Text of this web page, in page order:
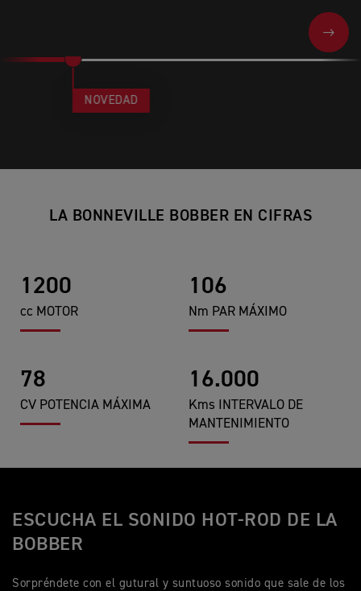
NEXT
NOVEDAD
LA BONNEVILLE BOBBER EN CIFRAS
1200
cc MOTOR
106
Nm PAR MÁXIMO
78
CV POTENCIA MÁXIMA
16.000
Kms INTERVALO DE
MANTENIMIENTO
ESCUCHA EL SONIDO HOT-ROD DE LA
BOBBER
Sorpréndete con el gutural y suntuoso sonido que sale de los